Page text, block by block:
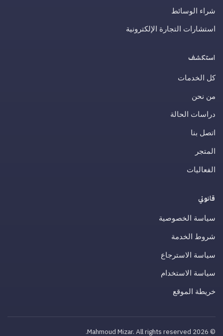
شراء الوسائط
استشارات التجارة الإلكترونية
استكشف
كل الخدمات
من نحن
دراسات الحالة
اتصل بنا
المتجر
الفعاليات
قانوني
سياسة الخصوصية
شروط الخدمة
سياسة الاسترجاع
سياسة الاستخدام
خريطة الموقع
© 2026 Mahmoud Mizar. All rights reserved.